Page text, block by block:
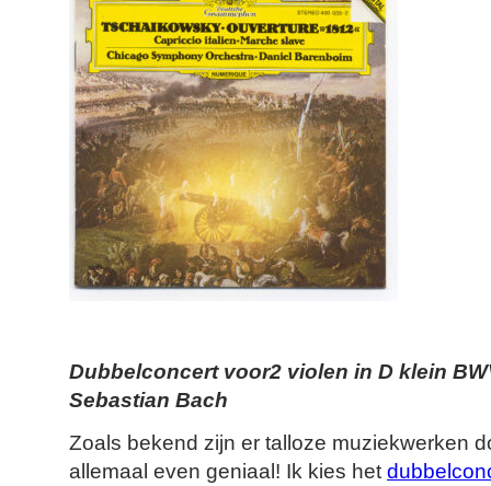
Dubbelconcert voor2 violen in D klein
Sebastian Bach
Zoals bekend zijn er talloze muziekwerken
allemaal even geniaal! Ik kies het